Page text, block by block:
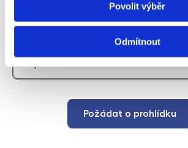
Povolit výběr
Odmítnout
Požádat o prohlídku